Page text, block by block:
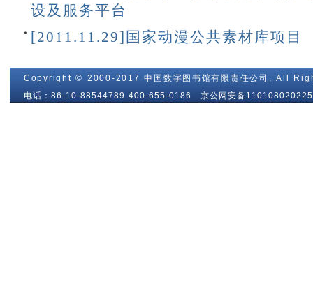
设及服务平台
[2011.11.29]国家动漫公共素材库项目
Copyright © 2000-2017 中国数字图书馆有限责任公司, All
电话：86-10-88544789 400-655-0186 京公网安备